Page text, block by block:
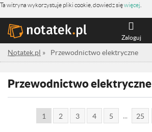
Ta witryna wykorzystuje pliki cookie, dowiedz sięwięcej
Zaloguj
Notatek.pl » Przewodnictwo elektryczne
Przewodnictwo elektryczne
1 2 3 4 5 25